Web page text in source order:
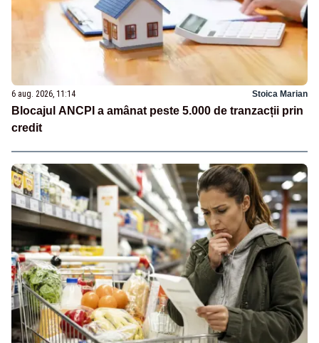
6 aug. 2026, 11:14 Stoica Marian
Blocajul ANCPI a amânat peste 5.000 de tranzacții prin
credit